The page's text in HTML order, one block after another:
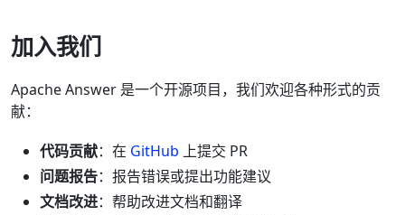
加入我们
Apache Answer 是一个开源项目，我们欢迎各种形式的贡
献：
代码贡献：在 GitHub 上提交 PR
问题报告：报告错误或提出功能建议
文档改进：帮助改进文档和翻译